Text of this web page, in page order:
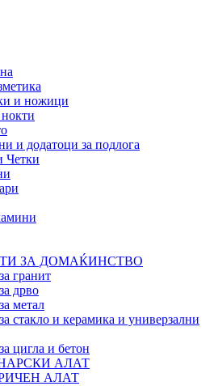
и ножици
и додатоци за подлога
Четки
ЗА ДОМАЌИНСТВО
гранит
дрво
метал
стакло и керамика и универзални
цигла и бетон
АЛАТ
АЛАТ